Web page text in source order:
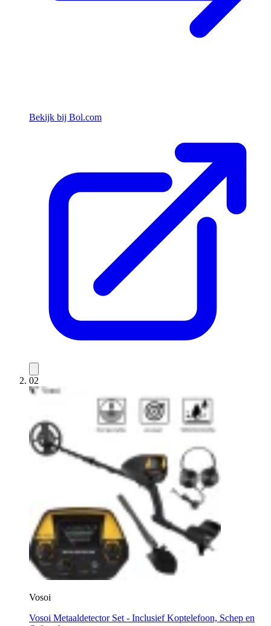
Bekijk bij Bol.com
02
Vosoi
Vosoi Metaaldetector Set - Inclusief Koptelefoon, Schep en